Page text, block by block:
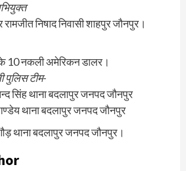
निषाद निवासी शाहपुर जौनपुर।
10 नकली अमेरिकन डालर।
पुलिस टीम-
सिंह थाना बदलापुर जनपद जौनपुर
थाना बदलापुर जनपद जौनपुर
थाना बदलापुर जनपद जौनपुर।